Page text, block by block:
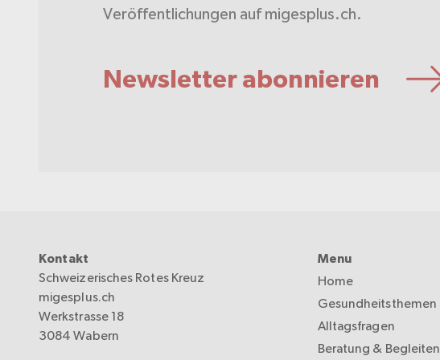
Veröffentlichungen auf migesplus.ch.
Newsletter abonnieren
Kontakt
Schweizerisches Rotes Kreuz
migesplus.ch
Werkstrasse 18
3084 Wabern
Menu
Home
Gesundheitsthemen
Alltagsfragen
Beratung & Begleiten